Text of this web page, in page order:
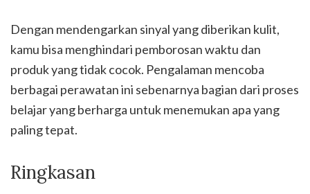
Dengan mendengarkan sinyal yang diberikan kulit,
kamu bisa menghindari pemborosan waktu dan
produk yang tidak cocok. Pengalaman mencoba
berbagai perawatan ini sebenarnya bagian dari proses
belajar yang berharga untuk menemukan apa yang
paling tepat.
Ringkasan